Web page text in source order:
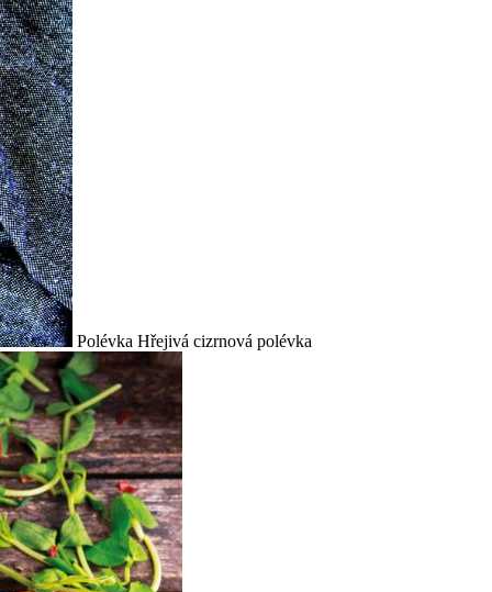
Polévka Hřejivá cizrnová polévka